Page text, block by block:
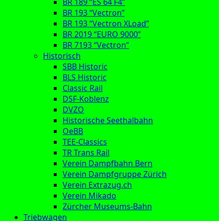
BR 193 “Vectron”
BR 193 “Vectron XLoad”
BR 2019 “EURO 9000”
BR 7193 “Vectron”
Historisch
SBB Historic
BLS Historic
Classic Rail
DSF-Koblenz
DVZO
Historische Seethalbahn
OeBB
TEE-Classics
TR Trans Rail
Verein Dampfbahn Bern
Verein Dampfgruppe Zürich
Verein Extrazug.ch
Verein Mikado
Zürcher Museums-Bahn
Triebwagen